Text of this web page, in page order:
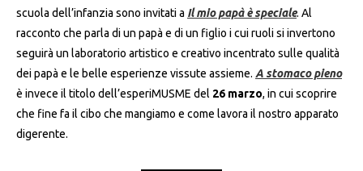
scuola dell’infanzia sono invitati a Il mio papà è speciale. Al
racconto che parla di un papà e di un figlio i cui ruoli si invertono
seguirà un laboratorio artistico e creativo incentrato sulle qualità
dei papà e le belle esperienze vissute assieme. A stomaco pieno
è invece il titolo dell’esperiMUSME del 26 marzo, in cui scoprire
che fine fa il cibo che mangiamo e come lavora il nostro apparato
digerente.